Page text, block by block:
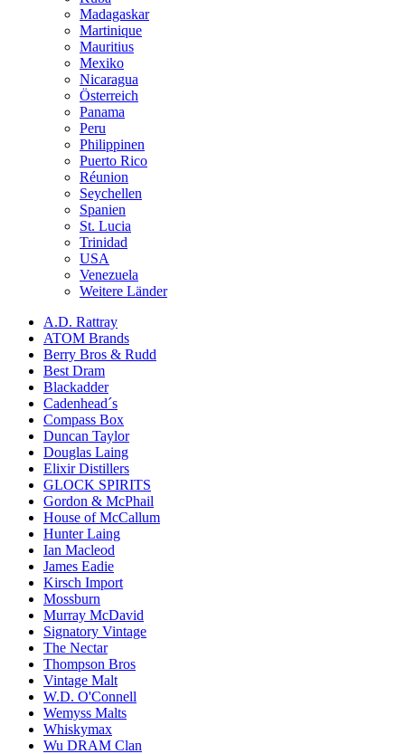
Madagaskar
Martinique
Mauritius
Mexiko
Nicaragua
Österreich
Panama
Peru
Philippinen
Puerto Rico
Réunion
Seychellen
Spanien
St. Lucia
Trinidad
USA
Venezuela
Weitere Länder
A.D. Rattray
ATOM Brands
Berry Bros & Rudd
Best Dram
Blackadder
Cadenhead´s
Compass Box
Duncan Taylor
Douglas Laing
Elixir Distillers
GLOCK SPIRITS
Gordon & McPhail
House of McCallum
Hunter Laing
Ian Macleod
James Eadie
Kirsch Import
Mossburn
Murray McDavid
Signatory Vintage
The Nectar
Thompson Bros
Vintage Malt
W.D. O'Connell
Wemyss Malts
Whiskymax
Wu DRAM Clan